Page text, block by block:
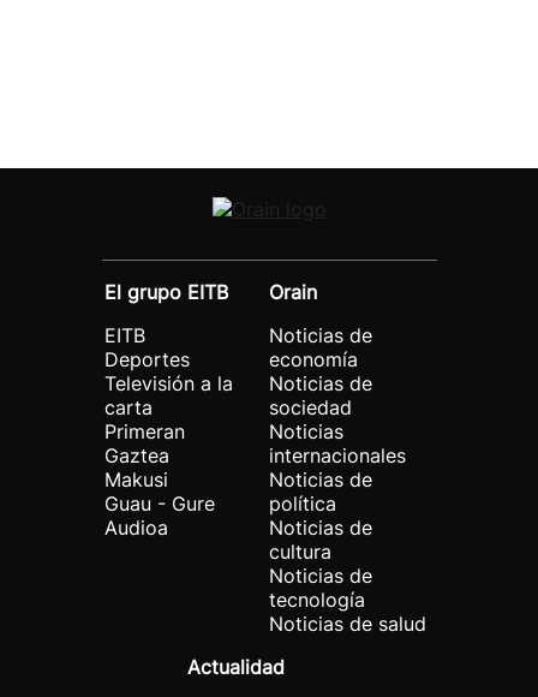
El grupo EITB
EITB
Deportes
Televisión a la
carta
Primeran
Gaztea
Makusi
Guau - Gure
Audioa
Orain
Noticias de
economía
Noticias de
sociedad
Noticias
internacionales
Noticias de
política
Noticias de
cultura
Noticias de
tecnología
Noticias de salud
Actualidad